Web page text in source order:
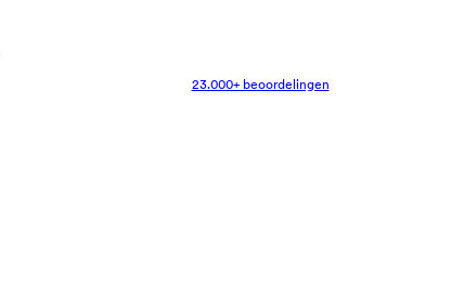
23.000+ beoordelingen